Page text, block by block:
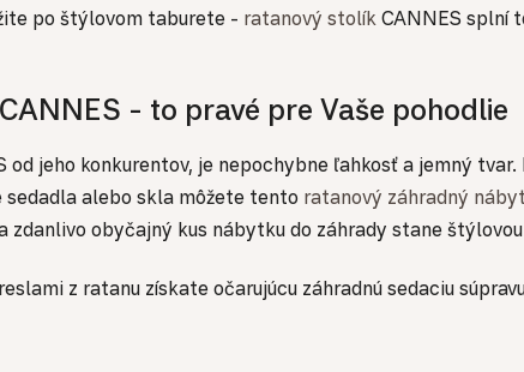
po štýlovom taburete - ratanový stolík CANNES splní
- to pravé pre Vaše pohodlie
jeho konkurentov, je nepochybne ľahkosť a jemný
alebo skla môžete tento ratanový záhradný
zdanlivo obyčajný kus nábytku do záhrady stane
z ratanu získate očarujúcu záhradnú sedaciu